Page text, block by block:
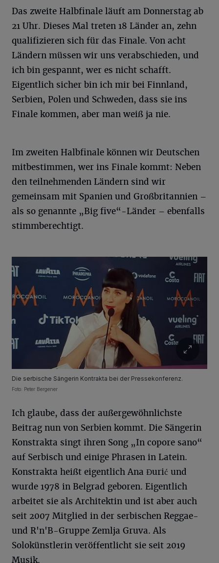
Das zweite Halbfinale läuft am Donnerstag ab
21 Uhr. Dieses Mal treten 18 Länder an, zehn
qualifizieren sich für das Finale. Von acht
Ländern müssen wir uns verabschieden, und
ich bin gespannt, wer es nicht schafft.
Eigentlich sicher bin ich mir bei Finnland,
Serbien, Polen und Schweden, dass sie ins
Finale kommen, aber man weiß ja nie.
Im zweiten Halbfinale können wir Deutschen
mitbestimmen, wer ins Finale kommt: Neben
den teilnehmenden Ländern sind wir
gemeinsam mit Spanien und Großbritannien –
als so genannte „Big five“-Länder – ebenfalls
stimmberechtigt.
Die serbische Sängerin Kontrakta bei der Pressekonferenz.
Foto: Peter Bergener
Ich glaube, dass der außergewöhnlichste
Beitrag nun von Serbien kommt. Die Sängerin
Konstrakta singt ihren Song „In copore sano“
auf Serbisch und einige Phrasen in Latein.
Konstrakta heißt eigentlich Ana Đurić und
wurde 1978 in Belgrad geboren. Eigentlich
arbeitet sie als Architektin und ist aber auch
seit 2007 Mitglied in der serbischen Reggae-
und R'n'B-Gruppe Zemlja Gruva. Als
Solokünstlerin veröffentlicht sie seit 2019
Musik.